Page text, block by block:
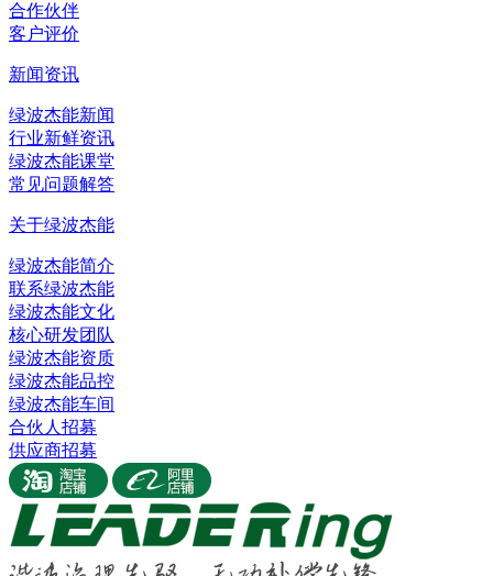
合作伙伴
客户评价
新闻资讯
绿波杰能新闻
行业新鲜资讯
绿波杰能课堂
常见问题解答
关于绿波杰能
绿波杰能简介
联系绿波杰能
绿波杰能文化
核心研发团队
绿波杰能资质
绿波杰能品控
绿波杰能车间
合伙人招募
供应商招募